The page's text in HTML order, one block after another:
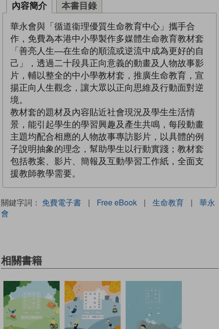
內容簡介 本書目錄
華永會與「循道衞理優質生命教育中心」攜手合
作，免費為本港中小學製作多媒體生命教育教材套
「善亮人生—在生命的順流或逆流中成為更好的自
己」，透過二十段具正向意義的動畫及人物故事影
片，輔以整全的中小學教材套，推廣生命教育，宣
揚正向人生觀念，讓大眾以正向思維及行動面對逆
境。
教材套的題材及內容貼近社會現況及學生生活情
景，能引起學生的學習興趣及產生共鳴，每段動畫
主題均配合相應的人物故事專訪影片，以具體的例
子說明抽象的理念，幫助學生以行動實踐；教材套
包括教案、影片、簡報及互動學習工作紙，全面支
援教師教學需要。
關鍵字詞： 免費電子書 | Free eBook | 生命教育 |
華永
會
相關書籍